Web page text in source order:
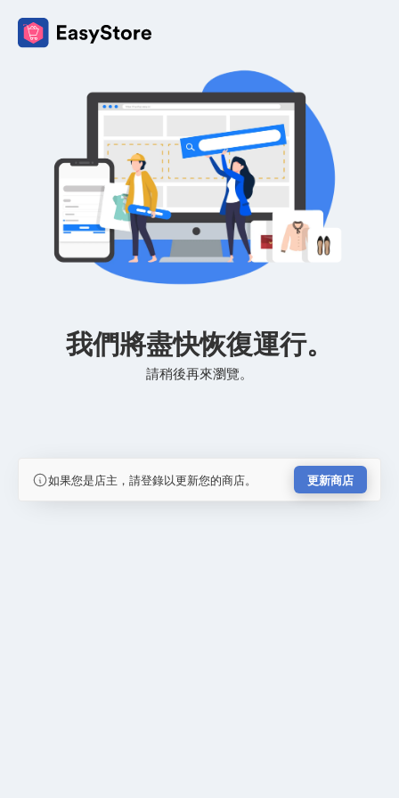
我們將盡快恢復運行。
請稍後再來瀏覽。
如果您是店主，請登錄以更新您的商店。 更新商店